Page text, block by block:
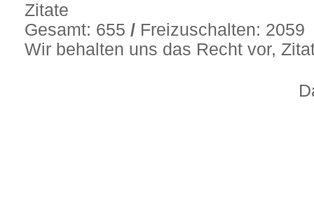
Zitate
Gesamt: 655/ Freizuschalten: 2059
Wir behalten uns das Recht vor,